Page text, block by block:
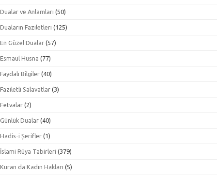
Dualar ve Anlamları (50)
Duaların Faziletleri (125)
En Güzel Dualar (57)
Esmaül Hüsna (77)
Faydalı Bilgiler (40)
Faziletli Salavatlar (3)
Fetvalar (2)
Günlük Dualar (40)
Hadis-i Şerifler (1)
İslami Rüya Tabirleri (379)
Kuran da Kadın Hakları (5)